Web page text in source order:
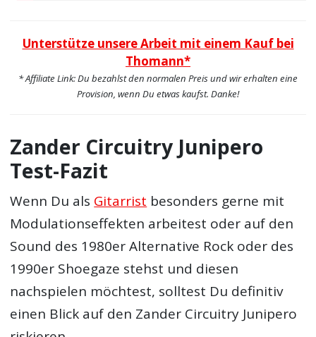
Unterstütze unsere Arbeit mit einem Kauf bei
Thomann*
* Affiliate Link: Du bezahlst den normalen Preis und wir erhalten eine
Provision, wenn Du etwas kaufst. Danke!
Zander Circuitry Junipero
Test-Fazit
Wenn Du als Gitarrist besonders gerne mit
Modulationseffekten arbeitest oder auf den
Sound des 1980er Alternative Rock oder des
1990er Shoegaze stehst und diesen
nachspielen möchtest, solltest Du definitiv
einen Blick auf den Zander Circuitry Junipero